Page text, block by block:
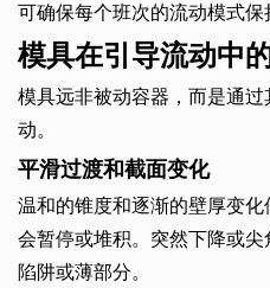
可确保每个班次的流动模式保
模具在引导流动中
模具远非被动容器，而是通
动。
平滑过渡和截面变化
温和的锥度和逐渐的壁厚变
会暂停或堆积。突然下降或
陷阱或薄部分。